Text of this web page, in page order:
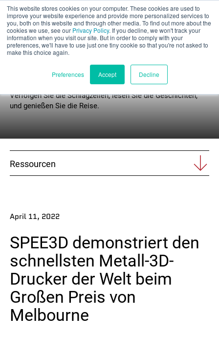
This website stores cookies on your computer. These cookies are used to
improve your website experience and provide more personalized services to
you, both on this website and through other media. To find out more about the
cookies we use, see our Privacy Policy. If you decline, we won't track your
information when you visit our site. But in order to comply with your
preferences, we'll have to use just one tiny cookie so that you're not asked to
make this choice again.
Preferences Accept Decline
Teilbewertung
Produkte
Anwendungen
Branchen
Ressourcen
Kontakt
Nachrichten
Verfolgen Sie die Schlagzeilen, lesen Sie die Geschichten,
und genießen Sie die Reise.
Ressourcen
April 11, 2022
SPEE3D demonstriert den
schnellsten Metall-3D-
Drucker der Welt beim
Großen Preis von
Melbourne